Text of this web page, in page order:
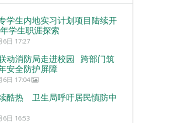
学生内地实习计划项目陆续开
学生职涯探索
6日 17:27
动消防局走进校园 跨部门筑
安全防护屏障
6日 17:04
酷热 卫生局呼吁居民慎防中
6日 16:53